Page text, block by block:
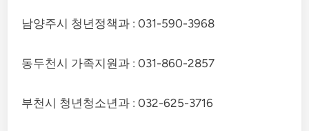
남양주시 청년정책과 : 031-590-3968
동두천시 가족지원과 : 031-860-2857
부천시 청년청소년과 : 032-625-3716